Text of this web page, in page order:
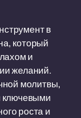
в
который
и
желаний.
молитвы,
ключевыми
роста и